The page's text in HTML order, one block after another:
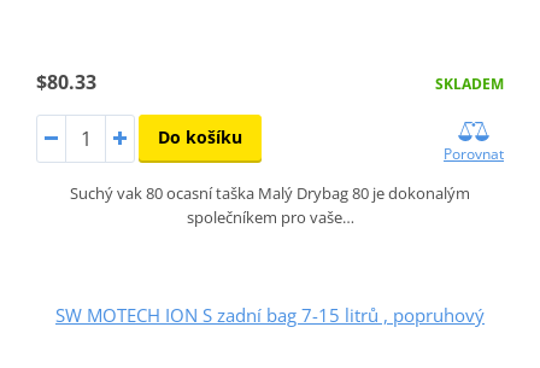
$80.33 SKLADEM
Do košíku
Porovnat
Suchý vak 80 ocasní taška Malý Drybag 80 je dokonalým
společníkem pro vaše…
SW MOTECH ION S zadní bag 7-15 litrů , popruhový